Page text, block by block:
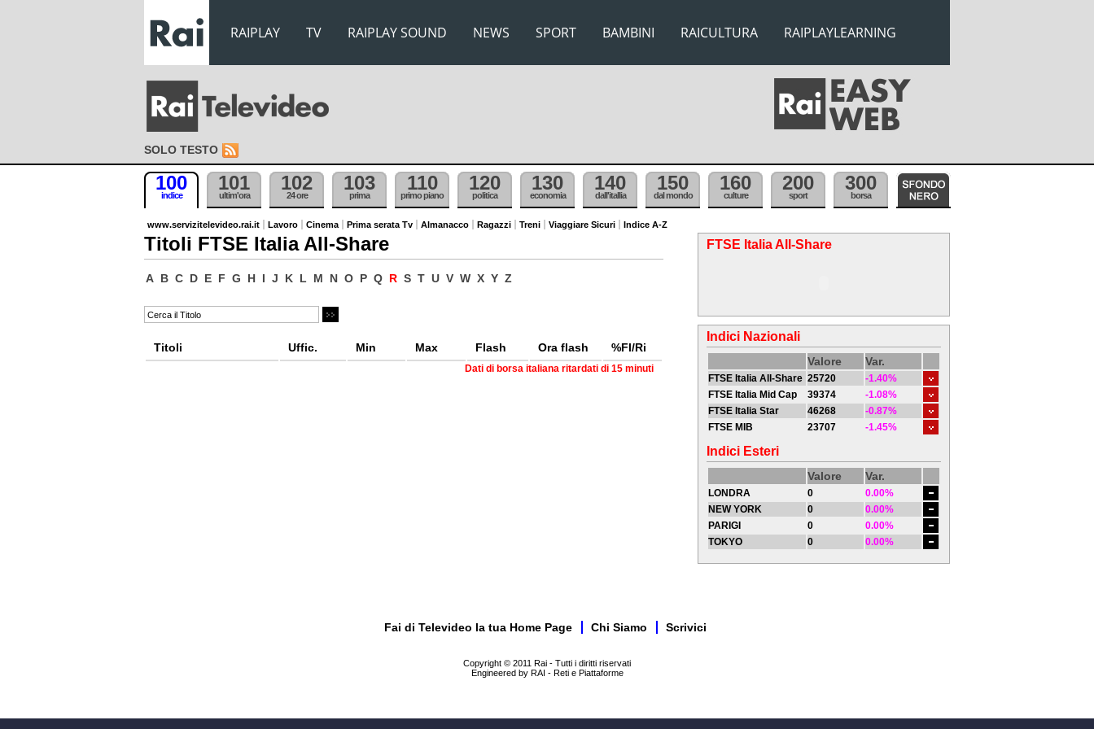
RAIPLAY TV RAIPLAY SOUND NEWS SPORT BAMBINI RAICULTURA RAIPLAYLEARNING
SOLO TESTO
100
indice
101
ultim'ora
102
24 ore
103
prima
110
primo piano
120
politica
130
economia
140
dall'itallia
150
dal mondo
160
culture
200
sport
300
borsa
www.servizitelevideo.rai.it Lavoro Cinema Prima serata Tv Almanacco Ragazzi Treni Viaggiare Sicuri Indice A-Z
Titoli FTSE Italia All-Share
A B C D E F G H I J K L M N O P Q R S T U V W X Y Z
Titoli Uffic. Min Max Flash Ora flash %Fl/Ri
Dati di borsa italiana ritardati di 15 minuti
FTSE Italia All-Share
Indici Nazionali
Valore Var.
FTSE Italia All-Share 25720
-1.40%
FTSE Italia Mid Cap
39374
-1.08%
FTSE Italia Star
46268
-0.87%
FTSE MIB
23707 -1.45%
Indici Esteri
Valore Var.
LONDRA 0
0.00%
NEW YORK
0
0.00%
PARIGI
0
0.00%
TOKYO
0 0.00%
Fai di Televideo la tua Home Page Chi Siamo Scrivici
Copyright © 2011 Rai - Tutti i diritti riservati
Engineered by RAI - Reti e Piattaforme